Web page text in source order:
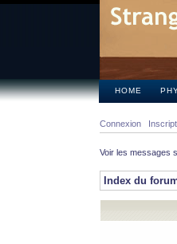
HOME
Connexion
Voir les messages
Index du